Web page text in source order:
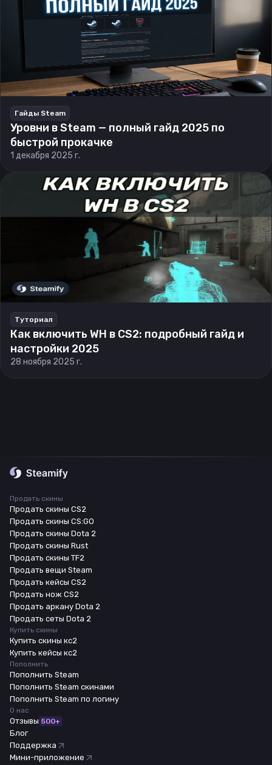
Гайды Steam
Уровни в Steam — полный гайд 2025 по
быстрой прокачке
1 декабря 2025 г.
Туториал
Как включить WH в CS2: подробный гайд и
настройки 2025
28 ноября 2025 г.
Продать скины
Продать скины CS2
Продать скины CS:GO
Продать скины Dota 2
Продать скины Rust
Продать скины TF2
Продать вещи Steam
Продать кейсы CS2
Продать нож CS2
Продать аркану Dota 2
Продать сеты Dota 2
Купить скины
Купить скины кс2
Купить кейсы кс2
Пополнить
Пополнить Steam
Пополнить Steam скинами
Пополнить Steam по логину
О нас
Отзывы 500+
Блог
Поддержка
Мини-приложение